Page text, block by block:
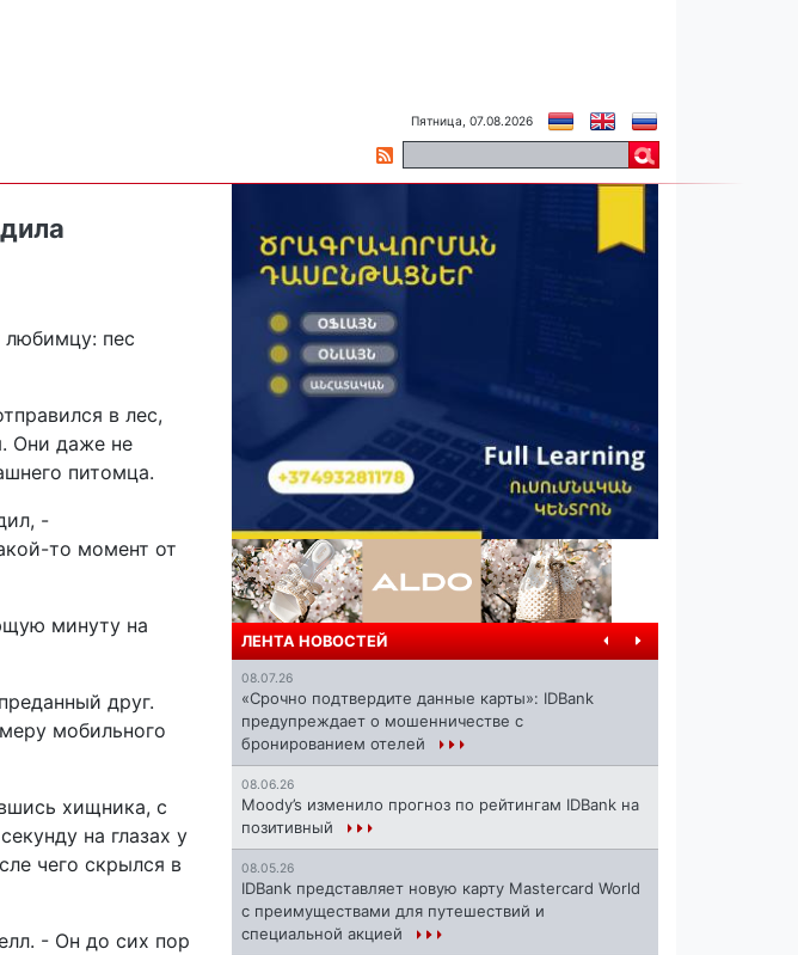
Пятница, 07.08.2026
пес
в лес,
Они даже не
питомца.
-
то момент от
минуту на
друг.
мобильного
хищника, с
на глазах у
чего скрылся в
- Он до сих пор
ЛЕНТА НОВОСТЕЙ
08.07.26
«Срочно подтвердите данные карты»: IDBank
предупреждает о мошенничестве с
бронированием отелей
08.06.26
Moody’s изменило прогноз по рейтингам IDBank на
позитивный
08.05.26
IDBank представляет новую карту Mastercard World
с преимуществами для путешествий и
специальной акцией